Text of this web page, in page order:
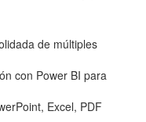
de múltiples
con Power BI para
Excel, PDF